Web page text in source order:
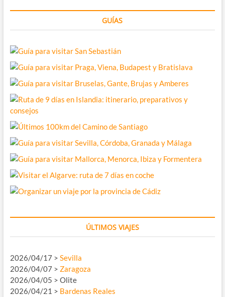
GUÍAS
ÚLTIMOS VIAJES
2026/04/17 > Sevilla
2026/04/07 > Zaragoza
2026/04/05 > Olite
2026/04/21 > Bardenas Reales